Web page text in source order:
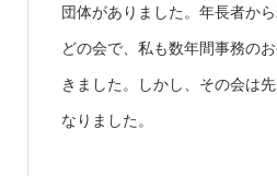
団体がありました。年長者か
どの会で、私も数年間事務の
きました。しかし、その会は
なりました。